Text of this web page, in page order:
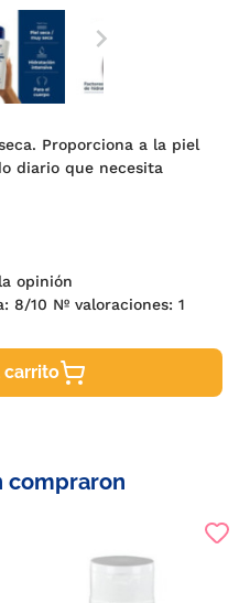

Proporciona a la piel
diario que necesita
opinión
8/10 Nº valoraciones: 1
carrito
compraron